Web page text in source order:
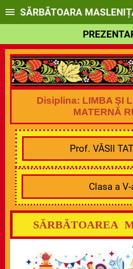
SĂRBĂTOARA
Disiplina: LIMBA ȘI
MATERNĂ
Prof. VĂSII
Clasa a V-
SĂRBĂTOAREA